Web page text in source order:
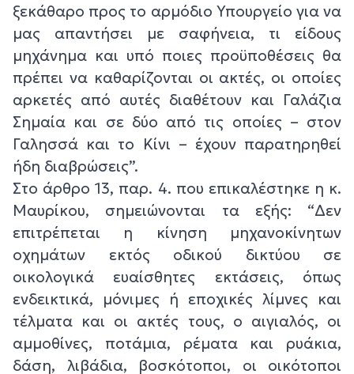
ξεκάθαρο προς το αρμόδιο Υπουργείο για να
μας απαντήσει με σαφήνεια, τι είδους
μηχάνημα και υπό ποιες προϋποθέσεις θα
πρέπει να καθαρίζονται οι ακτές, οι οποίες
αρκετές από αυτές διαθέτουν και Γαλάζια
Σημαία και σε δύο από τις οποίες – στον
Γαλησσά και το Κίνι – έχουν παρατηρηθεί
ήδη διαβρώσεις”.
Στο άρθρο 13, παρ. 4. που επικαλέστηκε η κ.
Μαυρίκου, σημειώνονται τα εξής: “Δεν
επιτρέπεται η κίνηση μηχανοκίνητων
οχημάτων εκτός οδικού δικτύου σε
οικολογικά ευαίσθητες εκτάσεις, όπως
ενδεικτικά, μόνιμες ή εποχικές λίμνες και
τέλματα και οι ακτές τους, ο αιγιαλός, οι
αμμοθίνες, ποτάμια, ρέματα και ρυάκια,
δάση, λιβάδια, βοσκότοποι, οι οικότοποι